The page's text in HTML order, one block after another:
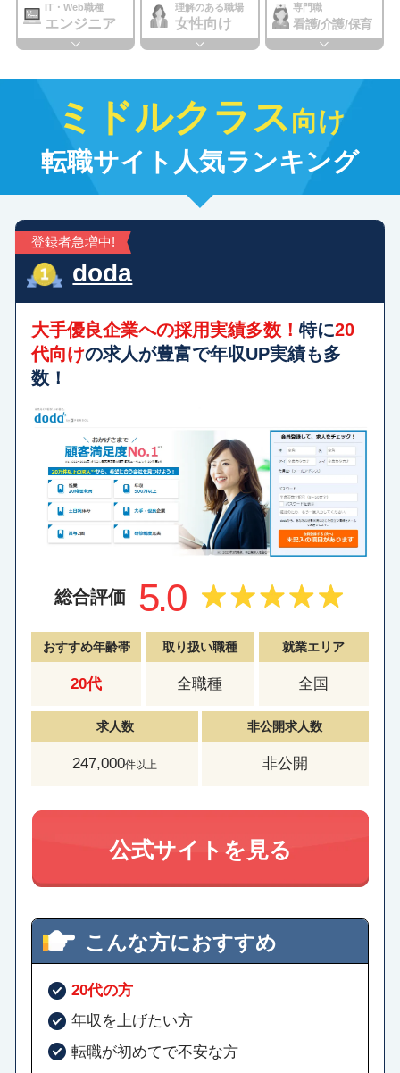
IT・Web職種
エンジニア
理解のある職場
女性向け
専門職
看護/介護/保育
ミドルクラス向け
転職サイト 人気ランキング
登録者急増中!
doda
大手優良企業への採用実績多数！特に20
代向けの求人が豊富で年収UP実績も多
数！
総合評価 5.0
おすすめ年齢帯
20代
取り扱い職種
全職種
就業エリア
全国
求人数
247,000件以上
非公開求人数
非公開
公式サイトを見る
こんな方におすすめ
20代の方
年収を上げたい方
転職が初めてで不安な方